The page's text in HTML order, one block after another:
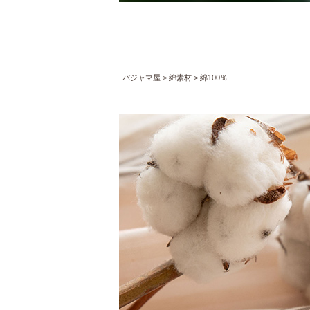
パジャマ屋 綿素材 綿100％